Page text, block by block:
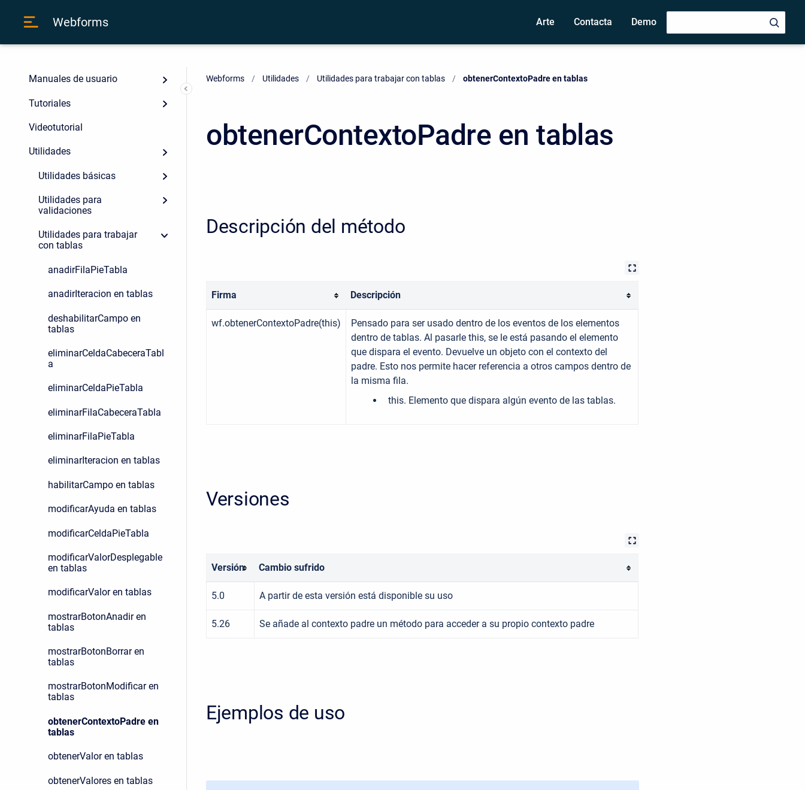
Webforms Arte Contacta Demo
Manuales de usuario
Tutoriales
Videotutorial
Utilidades
Utilidades básicas
Utilidades para
validaciones
Utilidades para trabajar
con tablas
anadirFilaPieTabla
anadirIteracion en tablas
deshabilitarCampo en
tablas
eliminarCeldaCabeceraTabl
a
eliminarCeldaPieTabla
eliminarFilaCabeceraTabla
eliminarFilaPieTabla
eliminarIteracion en tablas
habilitarCampo en tablas
modificarAyuda en tablas
modificarCeldaPieTabla
modificarValorDesplegable
en tablas
modificarValor en tablas
mostrarBotonAnadir en
tablas
mostrarBotonBorrar en
tablas
mostrarBotonModificar en
tablas
obtenerContextoPadre en
tablas
obtenerValor en tablas
obtenerValores en tablas
Webforms Utilidades Utilidades para trabajar con tablas Current:
obtenerContextoPadre en tablas
obtenerContextoPadre en tablas
Descripción del método
Firma Descripción
wf.obtenerContextoPadre(this)
Pensado para ser usado dentro de los eventos de los elementos
dentro de tablas. Al pasarle this, se le está pasando el elemento
que dispara el evento. Devuelve un objeto con el contexto del
padre. Esto nos permite hacer referencia a otros campos dentro de
la misma fila.
this. Elemento que dispara algún evento de las tablas.
Versiones
Versión Cambio sufrido
5.0 A partir de esta versión está disponible su uso
5.26 Se añade al contexto padre un método para acceder a su propio contexto padre
Ejemplos de uso